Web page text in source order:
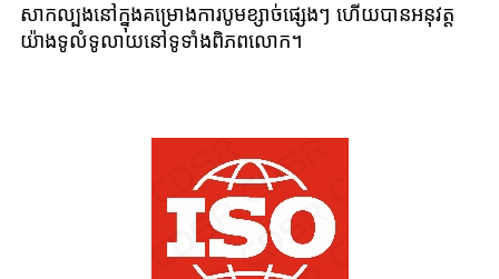
សាកល្បងនៅក្នុងគម្រោងការបូមខ្សាច់ផ្សេងៗ ហើយបានអនុវត្ត
យ៉ាងទូលំទូលាយនៅទូទាំងពិភពលោក។